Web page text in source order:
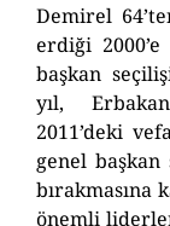
Demirel
erdiği
başkan
yıl,
2011’deki
genel başkan
bırakmasına
önemli